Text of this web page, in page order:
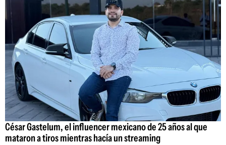
César Gastelum, el influencer mexicano de 25 años al que
mataron a tiros mientras hacía un streaming